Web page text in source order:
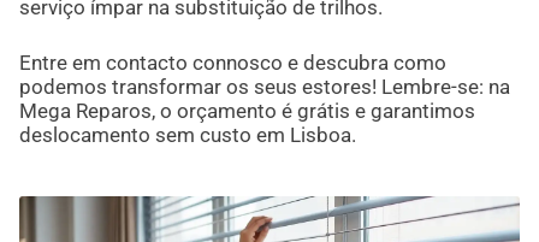
serviço ímpar na substituição de trilhos.
Entre em contacto connosco e descubra como
podemos transformar os seus estores! Lembre-se: na
Mega Reparos, o orçamento é grátis e garantimos
deslocamento sem custo em Lisboa.